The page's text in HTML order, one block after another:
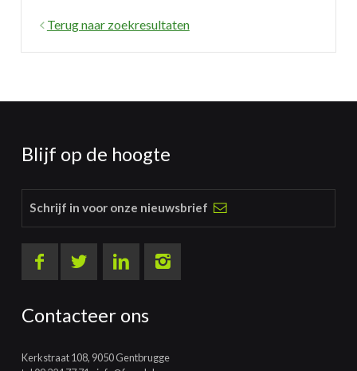
Terug naar zoekresultaten
Blijf op de hoogte
Schrijf in voor onze nieuwsbrief
Contacteer ons
Kerkstraat 108, 9050 Gentbrugge